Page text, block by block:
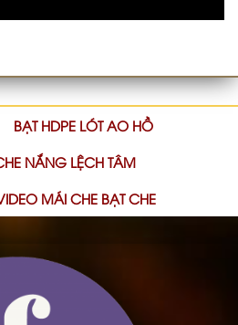
BẠT HDPE LÓT AO HỒ
NẮNG LỆCH TÂM
MÁI CHE BẠT CHE